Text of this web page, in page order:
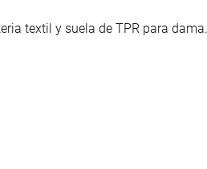
textil y suela de TPR para dama.